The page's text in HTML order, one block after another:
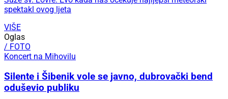
spektakl ovog ljeta
VIŠE
Oglas
/ FOTO
Koncert na Mihovilu
Silente i Šibenik vole se javno, dubrovački bend
oduševio publiku